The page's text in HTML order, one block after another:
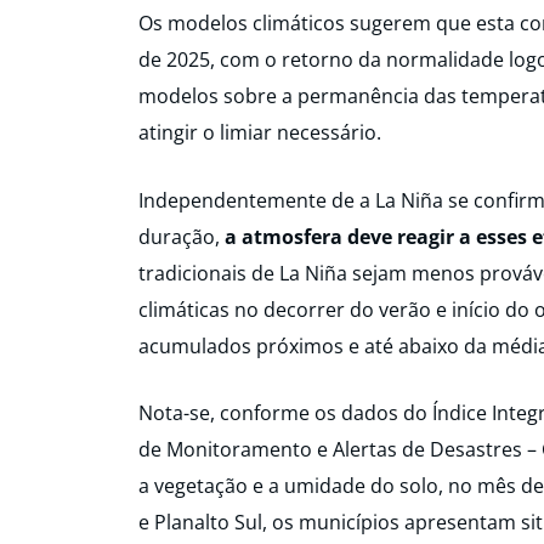
Os modelos climáticos sugerem que esta
de 2025, com o retorno da normalidade
modelos sobre a permanência das
atingir o limiar necessário.
Independentemente de a La Niña se
duração, a atmosfera deve reagir a esses
tradicionais de La Niña sejam menos
climáticas no decorrer do verão e início do
acumulados próximos e até abaixo da
Nota-se, conforme os dados do Índice
de Monitoramento e Alertas de Desastres –
a vegetação e a umidade do solo, no mês
e Planalto Sul, os municípios apresentam